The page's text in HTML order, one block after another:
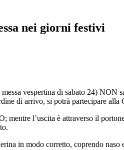
nei giorni festivi
vespertina di sabato 24) NON
di arrivo, si potrà partecipare
mentre l’uscita è attraverso il
in modo corretto, coprendo